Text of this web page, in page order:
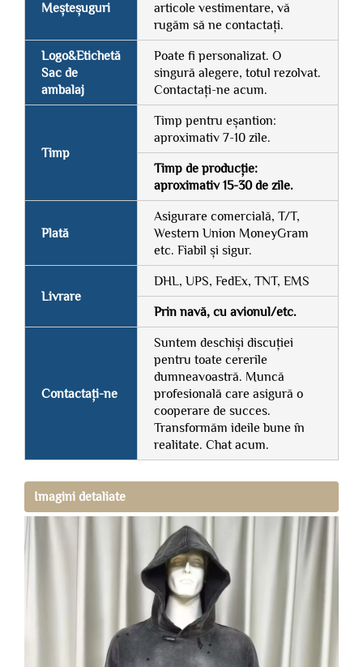
Meșteșuguri
articole vestimentare, vă
rugăm să ne contactați.
Logo&Etichetă
Sac de
ambalaj
Poate fi personalizat. O
singură alegere, totul rezolvat.
Contactați-ne acum.
Timp
Timp pentru eșantion:
aproximativ 7-10 zile.
Timp de producție:
aproximativ 15-30 de zile.
Plată
Asigurare comercială, T/T,
Western Union MoneyGram
etc. Fiabil și sigur.
Livrare
DHL, UPS, FedEx, TNT, EMS
Prin navă, cu avionul/etc.
Contactați-ne
Suntem deschiși discuției
pentru toate cererile
dumneavoastră. Muncă
profesională care asigură o
cooperare de succes.
Transformăm ideile bune în
realitate. Chat acum.
Imagini detaliate